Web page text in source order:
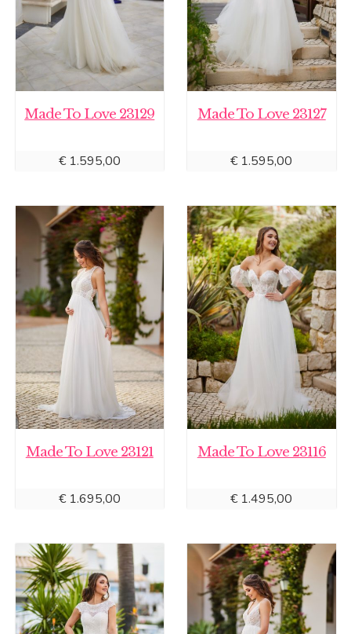
Made To Love 23129
€1.595,00
Made To Love 23127
€1.595,00
Made To Love 23121
€1.695,00
Made To Love 23116
€1.495,00